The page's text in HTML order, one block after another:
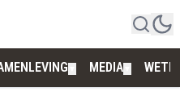
MEDIA